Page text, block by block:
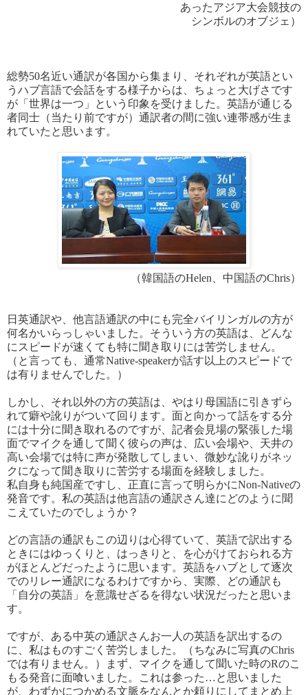
あったアジア大会競技の
シンボルのオブジェ）
総勢50名近い通訳が各国から集まり、それぞれが英語とい
うハブ言語で会話をする様子からは、ちょっと大げさです
が「世界は一つ」という印象を受けました。英語が通じる
者同士（当たり前ですが）通訳者の間に強い連帯感が生ま
れていたと思います。
（韓国語のHelen、中国語のChris）
日英通訳や、他言語通訳の中にも完全バイリンガルの方が
何名かいらっしゃいました。そういう方の英語は、どんな
にスピードが速くても特に聞き取りには苦労しません。
（と言っても、通常Native-speakerが話す以上のスピードで
は有りませんでした。）
しかし、それ以外の方の英語は、やはり母国語に引きずら
れて癖や訛りがついて回ります。面と向かって話をする分
には十分に聞き取れるのですが、記者会見場の緊張した場
面でマイクを通して聞く彼らの声は、広い会場や、天井の
高い会場では特に声が発散してしまい、微妙な訛りがネッ
クになって聞き取りに苦労する場面を経験しました。
私自身も純国産ですし、正直に言って明らかにNon-Nativeの
発音です。私の英語は他言語の通訳さん達にどのように聞
こえていたのでしょうか？
どの言語の通訳もこの辺りは心得ていて、英語で訳出する
ときにはゆっくりと、はっきりと、を心がけておられる方
がほとんどだったように思います。英語をハブとして逐次
でのリレー通訳になるわけですから、実際、どの通訳も
「自分の英語」を意識せざるを得ない状況だったと思いま
す。
ですが、ある中英の通訳さんお一人の英語を訳出するの
に、私はものすごく苦労しました。（ちなみに写真のChris
では有りません。）まず、マイクを通して聞いた時のRのこ
もる発音に面喰いました。これは参った…と思いました
が、わずかにつかめる文脈をなんとか頼りにしてまとめ上